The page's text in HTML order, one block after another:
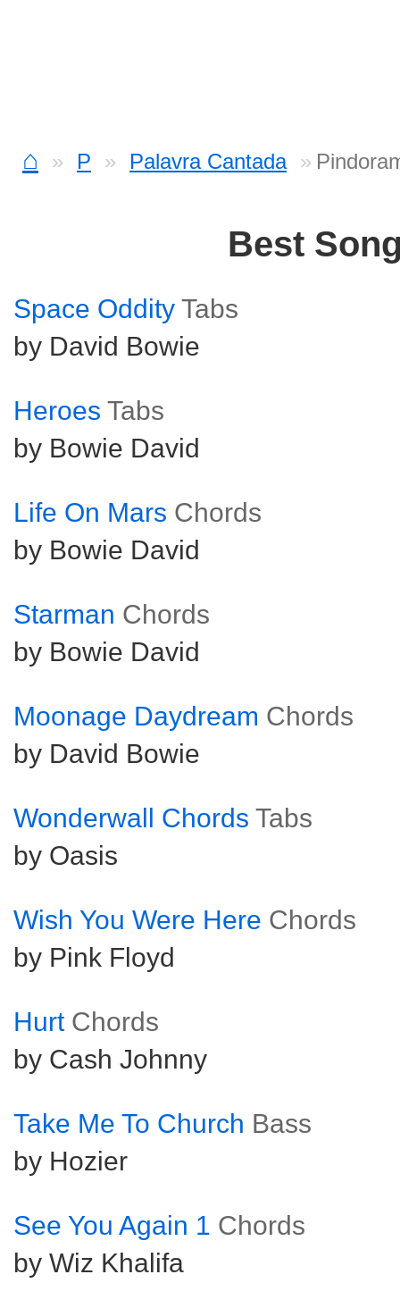
⌂ P Palavra Cantada
Best
Space Oddity Tabs
by David Bowie
Heroes Tabs
by Bowie David
Life On Mars Chords
by Bowie David
Starman Chords
by Bowie David
Moonage Daydream Chords
by David Bowie
Wonderwall Chords Tabs
by Oasis
Wish You Were Here Chords
by Pink Floyd
Hurt Chords
by Cash Johnny
Take Me To Church Bass
by Hozier
See You Again 1 Chords
by Wiz Khalifa